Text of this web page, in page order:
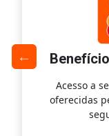
Acesso a
oferecidas